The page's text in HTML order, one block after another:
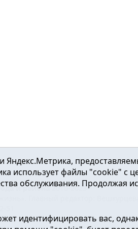
и района2016-2023
Главный редактор:
от 24.02.2016г. выдан
Яндекс.Метрика,
использует файлы "cookie" с
обслуживания. Продолжая
идентифицировать вас,